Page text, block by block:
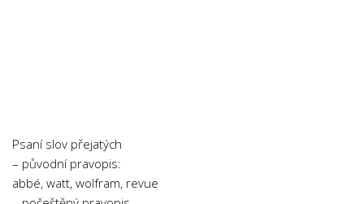
Psaní slov přejatých
– původní pravopis:
abbé, watt, wolfram, revue